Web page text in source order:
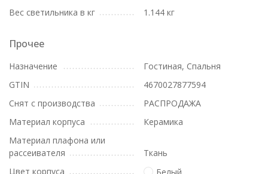
Вес светильника в кг
1.144 кг
Прочее
Назначение
Гостиная, Спальня
GTIN
4670027877594
Снят с производства
РАСПРОДАЖА
Материал корпуса
Керамика
Материал плафона или
рассеивателя
Ткань
Цвет корпуса
Белый